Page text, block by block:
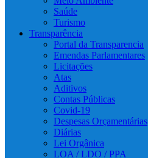
Saúde
Turismo
Transparência
Portal da Transparencia
Emendas Parlamentares
Licitações
Atas
Aditivos
Contas Públicas
Covid-19
Despesas Orçamentárias
Diárias
Lei Orgânica
LOA / LDO / PPA